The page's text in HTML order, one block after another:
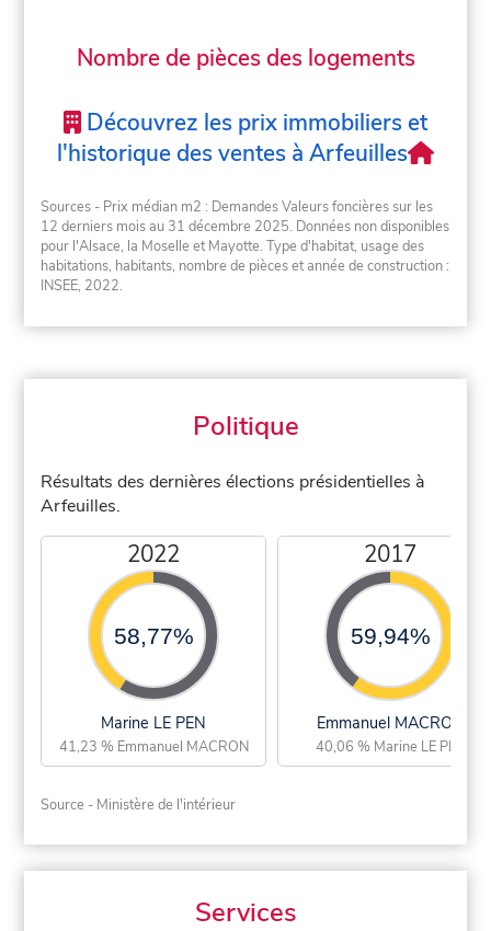
Nombre de pièces des logements
Découvrez les prix immobiliers et
l'historique des ventes à Arfeuilles
Sources - Prix médian m2 : Demandes Valeurs foncières sur les
12 derniers mois au 31 décembre 2025. Données non disponibles
pour l'Alsace, la Moselle et Mayotte. Type d'habitat, usage des
habitations, habitants, nombre de pièces et année de construction :
INSEE, 2022.
Politique
Résultats des dernières élections présidentielles à
Arfeuilles.
2022
58,77%
Marine LE PEN
41,23 % Emmanuel MACRON
2017
59,94%
Emmanuel MACRON
40,06 % Marine LE PEN
Source - Ministère de l'intérieur
Services